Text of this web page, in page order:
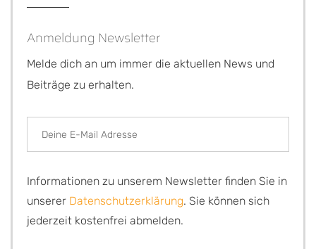
Anmeldung Newsletter
Melde dich an um immer die aktuellen News und
Beiträge zu erhalten.
Informationen zu unserem Newsletter finden Sie in
unserer Datenschutzerklärung. Sie können sich
jederzeit kostenfrei abmelden.